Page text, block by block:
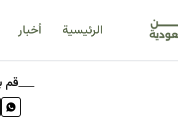
الرئيسية أخبار
قم